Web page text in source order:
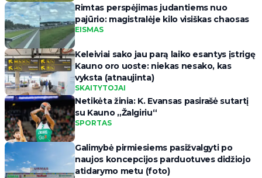
Rimtas perspėjimas judantiems nuo
pajūrio: magistralėje kilo visiškas chaosas
EISMAS
Keleiviai sako jau parą laiko esantys įstrigę
Kauno oro uoste: niekas nesako, kas
vyksta (atnaujinta)
SKAITYTOJAI
Netikėta žinia: K. Evansas pasirašė sutartį
su Kauno „Žalgiriu“
SPORTAS
Galimybė pirmiesiems pasižvalgyti po
naujos koncepcijos parduotuves didžiojo
atidarymo metu (foto)